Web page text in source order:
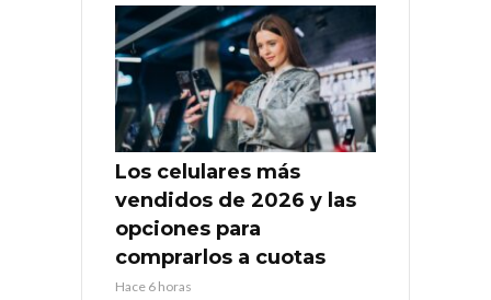
Los celulares más
vendidos de 2026 y las
opciones para
comprarlos a cuotas
Hace 6 horas